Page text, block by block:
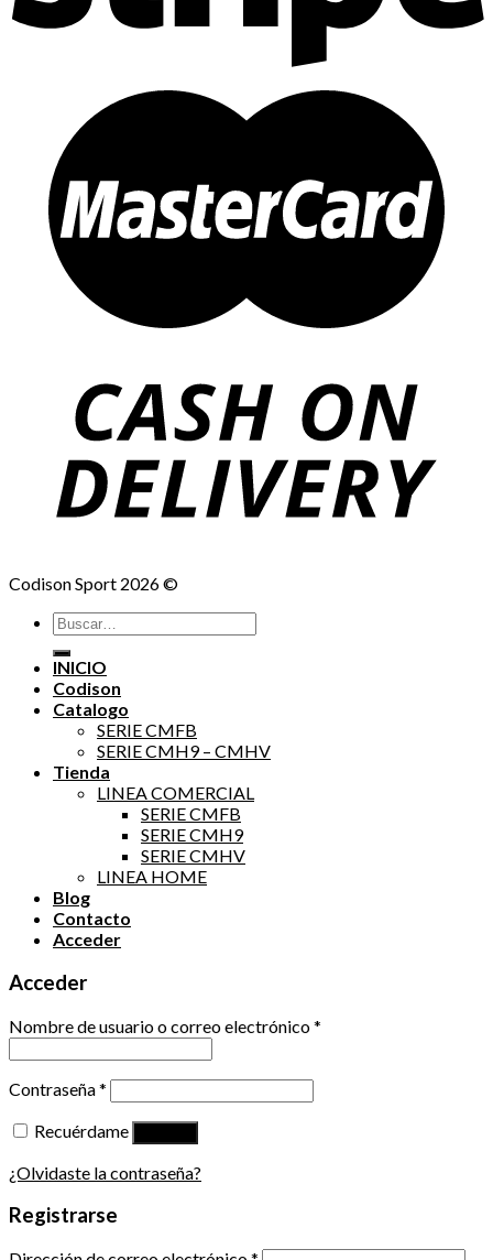
Codison Sport 2026 ©
Buscar
por:
INICIO
Codison
Catalogo
SERIE CMFB
SERIE CMH9 – CMHV
Tienda
LINEA COMERCIAL
SERIE CMFB
SERIE CMH9
SERIE CMHV
LINEA HOME
Blog
Contacto
Acceder
Acceder
Nombre de usuario o correo electrónico*
Contraseña*
Recuérdame
¿Olvidaste la contraseña?
Registrarse